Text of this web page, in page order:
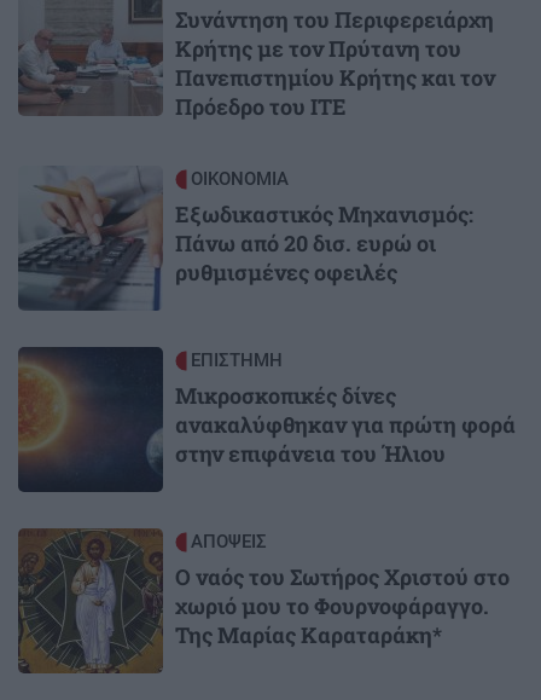
Συνάντηση του Περιφερειάρχη
Κρήτης με τον Πρύτανη του
Πανεπιστημίου Κρήτης και τον
Πρόεδρο του ΙΤΕ
ΟΙΚΟΝΟΜΙΑ
Εξωδικαστικός Μηχανισμός:
Πάνω από 20 δισ. ευρώ οι
ρυθμισμένες οφειλές
Image ΕΠΙΣΤΗΜΗ
Μικροσκοπικές δίνες
ανακαλύφθηκαν για πρώτη φορά
στην επιφάνεια του Ήλιου
Image ΑΠΟΨΕΙΣ
Ο ναός του Σωτήρος Χριστού στο
χωριό μου το Φουρνοφάραγγο.
Της Μαρίας Καραταράκη*